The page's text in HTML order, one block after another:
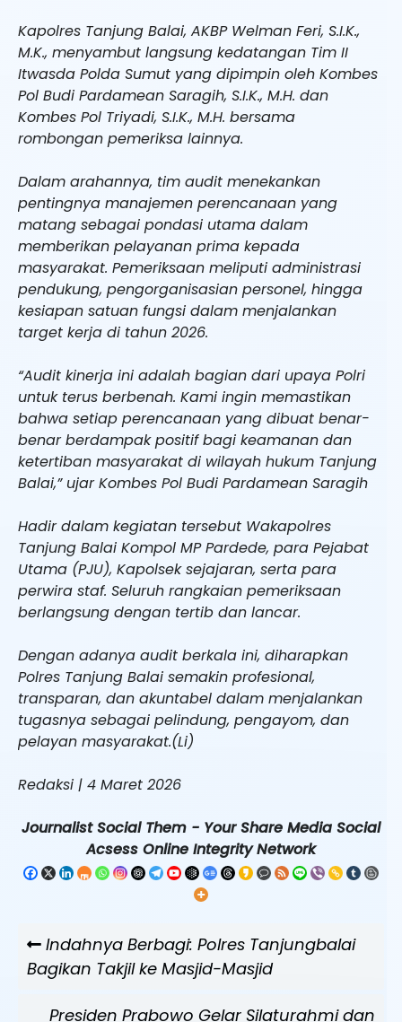
Kapolres Tanjung Balai, AKBP Welman Feri, S.I.K.,
M.K., menyambut langsung kedatangan Tim II
Itwasda Polda Sumut yang dipimpin oleh Kombes
Pol Budi Pardamean Saragih, S.I.K., M.H. dan
Kombes Pol Triyadi, S.I.K., M.H. bersama
rombongan pemeriksa lainnya.
Dalam arahannya, tim audit menekankan
pentingnya manajemen perencanaan yang
matang sebagai pondasi utama dalam
memberikan pelayanan prima kepada
masyarakat. Pemeriksaan meliputi administrasi
pendukung, pengorganisasian personel, hingga
kesiapan satuan fungsi dalam menjalankan
target kerja di tahun 2026.
“Audit kinerja ini adalah bagian dari upaya Polri
untuk terus berbenah. Kami ingin memastikan
bahwa setiap perencanaan yang dibuat benar-
benar berdampak positif bagi keamanan dan
ketertiban masyarakat di wilayah hukum Tanjung
Balai,” ujar Kombes Pol Budi Pardamean Saragih
Hadir dalam kegiatan tersebut Wakapolres
Tanjung Balai Kompol MP Pardede, para Pejabat
Utama (PJU), Kapolsek sejajaran, serta para
perwira staf. Seluruh rangkaian pemeriksaan
berlangsung dengan tertib dan lancar.
Dengan adanya audit berkala ini, diharapkan
Polres Tanjung Balai semakin profesional,
transparan, dan akuntabel dalam menjalankan
tugasnya sebagai pelindung, pengayom, dan
pelayan masyarakat.(Li)
Redaksi | 4 Maret 2026
Journalist Social Them - Your Share Media Social
Acsess Online Integrity Network
posPrevious
Post
Indahnya Berbagi: Polres Tanjungbalai
Bagikan Takjil ke Masjid-Masjid
NextPresiden Prabowo Gelar Silaturahmi dan